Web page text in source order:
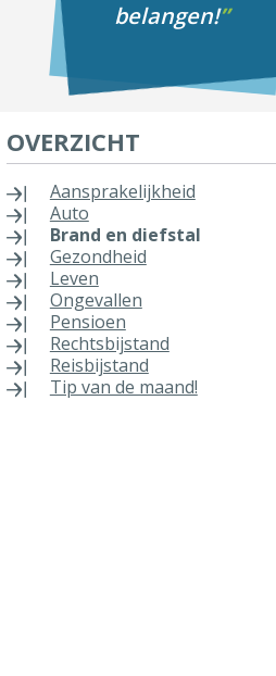
belangen!”
OVERZICHT
Aansprakelijkheid
Auto
Brand en diefstal
Gezondheid
Leven
Ongevallen
Pensioen
Rechtsbijstand
Reisbijstand
Tip van de maand!